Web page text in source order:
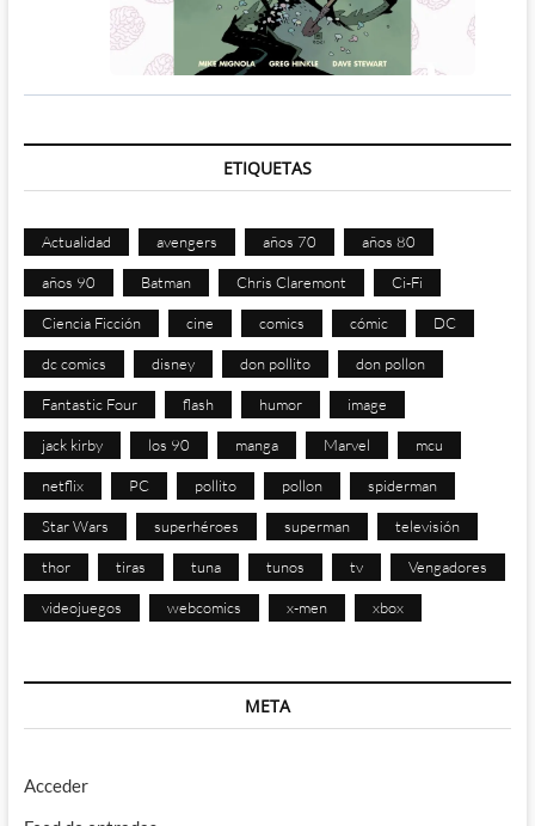
ETIQUETAS
Actualidad avengers años 70 años 80
años 90 Batman Chris Claremont Ci-Fi
Ciencia Ficción cine comics cómic DC
dc comics disney don pollito don pollon
Fantastic Four flash humor image
jack kirby los 90 manga Marvel mcu
netflix PC pollito pollon spiderman
Star Wars superhéroes superman televisión
thor tiras tuna tunos tv Vengadores
videojuegos webcomics x-men xbox
META
Acceder